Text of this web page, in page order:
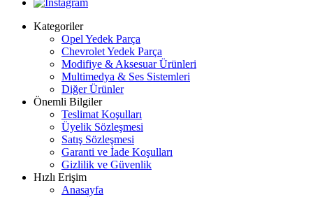
Kategoriler
Opel Yedek Parça
Chevrolet Yedek Parça
Modifiye & Aksesuar Ürünleri
Multimedya & Ses Sistemleri
Diğer Ürünler
Önemli Bilgiler
Teslimat Koşulları
Üyelik Sözleşmesi
Satış Sözleşmesi
Garanti ve İade Koşulları
Gizlilik ve Güvenlik
Hızlı Erişim
Anasayfa